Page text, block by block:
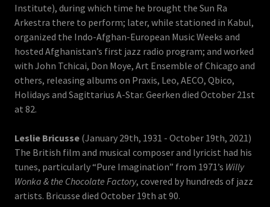
Institute), during which time he brought the Sun Ra
Arkestra there to perform; later, while stationed in Kabul,
organized the Indo-Afghan-European Music Weeks and
hosted Afghanistan’s first jazz radio program; and worked
with John Tchicai, Don Moye, Art Ensemble of Chicago and
others, releasing albums on Praxis, Leo, AECO, Qbico,
Holidays and Sagittarius A-Star. Geerken died October 21st
at 82.
Leslie Bricusse (January 29th, 1931 - October 19th, 2021)
The British film and musical composer and lyricist had his
tunes, particularly “Pure Imagination” from 1971’s Willy
Wonka & the Chocolate Factory, covered by hundreds of jazz
artists. Bricusse died October 19th at 90.